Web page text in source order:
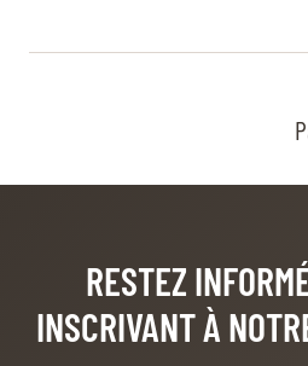
RESTEZ
INSCRIVANT À